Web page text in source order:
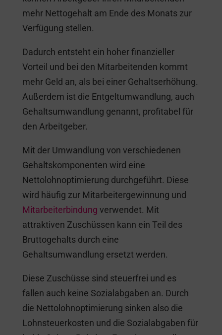
mehr Nettogehalt am Ende des Monats zur
Verfügung stellen.
Dadurch entsteht ein hoher finanzieller
Vorteil und bei den Mitarbeitenden kommt
mehr Geld an, als bei einer Gehaltserhöhung.
Außerdem ist die Entgeltumwandlung, auch
Gehaltsumwandlung genannt, profitabel für
den Arbeitgeber.
Mit der Umwandlung von verschiedenen
Gehaltskomponenten wird eine
Nettolohnoptimierung durchgeführt. Diese
wird häufig zur Mitarbeitergewinnung und
Mitarbeiterbindung verwendet. Mit
attraktiven Zuschüssen kann ein Teil des
Bruttogehalts durch eine
Gehaltsumwandlung ersetzt werden.
Diese Zuschüsse sind steuerfrei und es
fallen auch keine Sozialabgaben an. Durch
die Nettolohnoptimierung sinken also die
Lohnsteuerkosten und die Sozialabgaben für